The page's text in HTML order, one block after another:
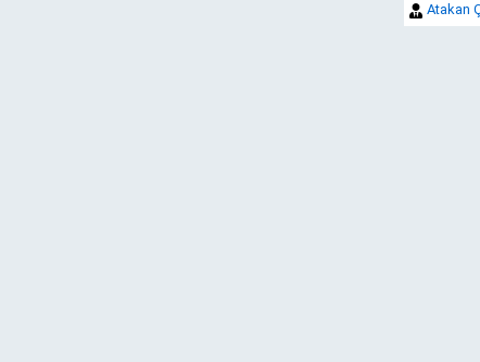
Atakan